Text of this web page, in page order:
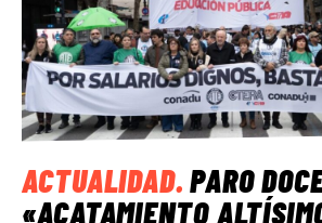
ACTUALIDAD.PARO
«ACATAMIENTO